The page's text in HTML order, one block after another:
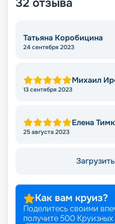
32 отзыва
Татьяна Коробицина
24 сентября 2023
Михаил
13 сентября 2023
Елена
25 августа 2023
Как вам круиз?
Поделитесь своими
получите 500